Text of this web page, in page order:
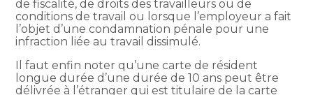
de fiscalité, de droits des travailleurs ou de
conditions de travail ou lorsque l’employeur a fait
l’objet d’une condamnation pénale pour une
infraction liée au travail dissimulé.
Il faut enfin noter qu’une carte de résident
longue durée d’une durée de 10 ans peut être
délivrée à l’étranger qui est titulaire de la carte